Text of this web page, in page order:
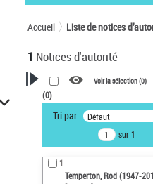
Accueil Liste de notices
1 Notices d'autorité
VOTRE RECHERCHE
Recherche avancée dans
notices d’autorité
Œuvres liées à l'auteur :
Temperton, Rod (1947-
Voir la sélection (0)
(0)
Tri par : Défaut
sur 1
1
Temperton, Rod (1947-